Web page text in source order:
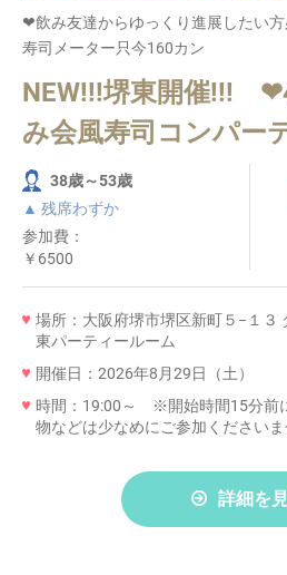
❤飲み友達からゆっくり進展した
寿司メーター只今160カン
NEW!!!堺東開催!!!
み会風寿司コンパー
38歳～53歳
▲ 残席わずか
参加費：
￥6500
場所：大阪府堺市堺区新町５−１３
東パーティールーム
開催日：2026年8月29日（土）
時間：19:00～ ※開始時間15分前
物などは少なめにご参加ください
詳細を